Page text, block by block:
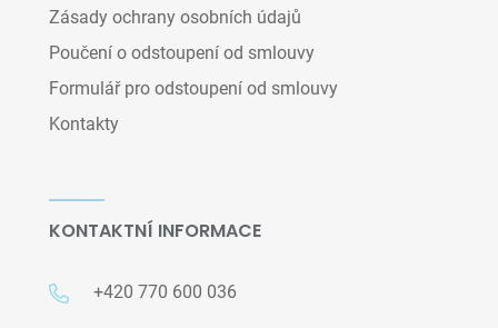
Zásady ochrany osobních údajů
Poučení o odstoupení od smlouvy
Formulář pro odstoupení od smlouvy
Kontakty
KONTAKTNÍ INFORMACE
+420 770 600 036